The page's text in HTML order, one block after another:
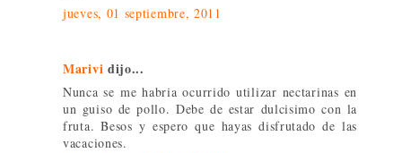
jueves, 01 septiembre, 2011
Marivi dijo...
Nunca se me habria ocurrido utilizar nectarinas en
un guiso de pollo. Debe de estar dulcisimo con la
fruta. Besos y espero que hayas disfrutado de las
vacaciones.